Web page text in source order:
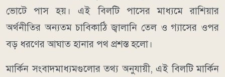
ভোটে পাস হয়। এই বিলটি পাসের মাধ্যমে রাশিয়ার
অর্থনীতির অন্যতম চাবিকাঠি জ্বালানি তেল ও গ্যাসের ওপর
বড় ধরণের আঘাত হানার পথ প্রশস্ত হলো।
মার্কিন সংবাদমাধ্যমগুলোর তথ্য অনুযায়ী, এই বিলটি মার্কিন